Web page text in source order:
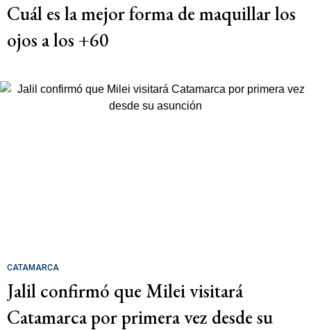
Cuál es la mejor forma de maquillar los
ojos a los +60
CATAMARCA
Jalil confirmó que Milei visitará
Catamarca por primera vez desde su